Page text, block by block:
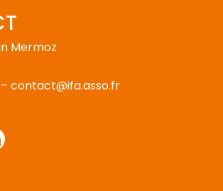
Mermoz
contact@ifa.asso.fr